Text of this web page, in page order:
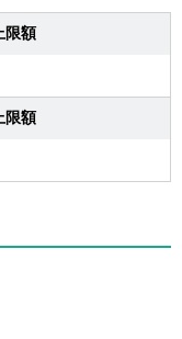
限額
限額